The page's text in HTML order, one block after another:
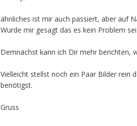
ähnliches ist mir auch passiert, aber auf
Wurde mir gesagt das es kein Problem sei.
Demnächst kann ich Dir mehr berichten,
Vielleicht stellst noch ein Paar Bilder rein
benötigst.
Gruss